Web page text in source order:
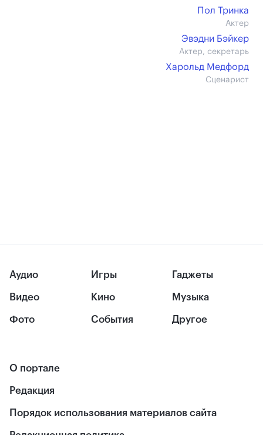
Пол Тринка
Актер
Эвэдни Бэйкер
Актер, секретарь
Харольд Медфорд
Сценарист
Аудио
Видео
Фото
Игры
Кино
События
Гаджеты
Музыка
Другое
О портале
Редакция
Порядок использования материалов сайта